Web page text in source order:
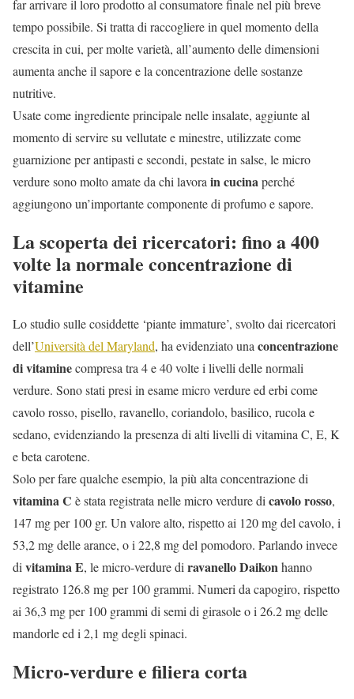
far arrivare il loro prodotto al consumatore finale nel più breve
tempo possibile. Si tratta di raccogliere in quel momento della
crescita in cui, per molte varietà, all’aumento delle dimensioni
aumenta anche il sapore e la concentrazione delle sostanze
nutritive.
Usate come ingrediente principale nelle insalate, aggiunte al
momento di servire su vellutate e minestre, utilizzate come
guarnizione per antipasti e secondi, pestate in salse, le micro
verdure sono molto amate da chi lavora in cucinaperché
aggiungono un’importante componente di profumo e sapore.
La scoperta dei ricercatori: fino a 400
volte la normale concentrazione di
vitamine
Lo studio sulle cosiddette ‘piante immature’, svolto dai ricercatori
dell’Università del Maryland, ha evidenziato una concentrazione
di vitaminecompresa tra 4 e 40 volte i livelli delle normali
verdure. Sono stati presi in esame micro verdure ed erbi come
cavolo rosso, pisello, ravanello, coriandolo, basilico, rucola e
sedano, evidenziando la presenza di alti livelli di vitamina C, E, K
e beta carotene.
Solo per fare qualche esempio, la più alta concentrazione di
vitamina C è stata registrata nelle micro verdure di cavolo rosso,
147 mg per 100 gr. Un valore alto, rispetto ai 120 mg del cavolo, i
53,2 mg delle arance, o i 22,8 mg del pomodoro. Parlando invece
di vitamina E, le micro-verdure di ravanello Daikon hanno
registrato 126.8 mg per 100 grammi. Numeri da capogiro, rispetto
ai 36,3 mg per 100 grammi di semi di girasole o i 26.2 mg delle
mandorle ed i 2,1 mg degli spinaci.
Micro-verdure e filiera corta